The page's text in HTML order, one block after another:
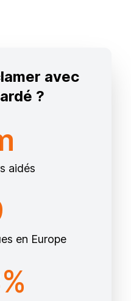
avec
?
aidés
en Europe